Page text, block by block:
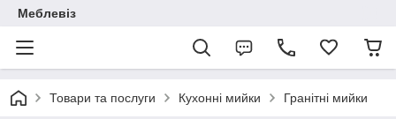
Меблевіз
Товари та послуги Кухонні мийки Гранітні мийки